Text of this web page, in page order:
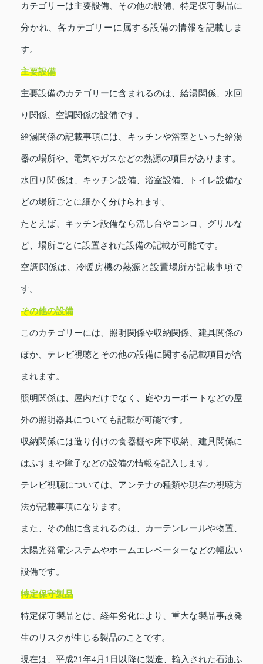
カテゴリーは主要設備、その他の設備、特定保守製品に
分かれ、各カテゴリーに属する設備の情報を記載しま
す。
主要設備
主要設備のカテゴリーに含まれるのは、給湯関係、水回
り関係、空調関係の設備です。
給湯関係の記載事項には、キッチンや浴室といった給湯
器の場所や、電気やガスなどの熱源の項目があります。
水回り関係は、キッチン設備、浴室設備、トイレ設備な
どの場所ごとに細かく分けられます。
たとえば、キッチン設備なら流し台やコンロ、グリルな
ど、場所ごとに設置された設備の記載が可能です。
空調関係は、冷暖房機の熱源と設置場所が記載事項で
す。
その他の設備
このカテゴリーには、照明関係や収納関係、建具関係の
ほか、テレビ視聴とその他の設備に関する記載項目が含
まれます。
照明関係は、屋内だけでなく、庭やカーポートなどの屋
外の照明器具についても記載が可能です。
収納関係には造り付けの食器棚や床下収納、建具関係に
はふすまや障子などの設備の情報を記入します。
テレビ視聴については、アンテナの種類や現在の視聴方
法が記載事項になります。
また、その他に含まれるのは、カーテンレールや物置、
太陽光発電システムやホームエレベーターなどの幅広い
設備です。
特定保守製品
特定保守製品とは、経年劣化により、重大な製品事故発
生のリスクが生じる製品のことです。
現在は、平成21年4月1日以降に製造、輸入された石油ふ